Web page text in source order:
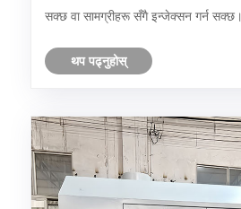
सक्छ वा सामग्रीहरू सँगै इन्जेक्सन गर्न सक्छ।
थप पढ्नुहोस्